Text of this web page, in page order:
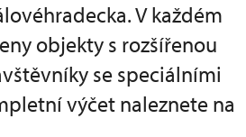
V každém
objekty s rozšířenou
se speciálními
výčet naleznete na